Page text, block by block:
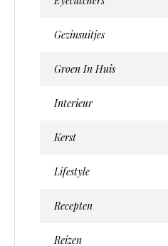
Gezinsuitjes
Groen In Huis
Interieur
Kerst
Lifestyle
Recepten
Reizen